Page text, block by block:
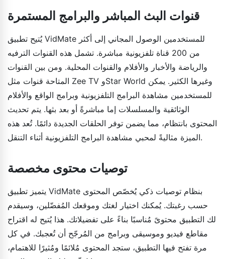
قنوات البث المباشر والبرامج المستمرة
يُتيح تطبيق VidMate للمستخدمين الوصول المجاني إلى أكثر
من 200 قناة تلفزيونية مباشرة. تشمل هذه القنوات الترفيه
والرياضة والأخبار والأفلام والقنوات المحلية. ومن بين القنوات
المتاحة قنوات مثل Zee TV وStar World وغيرها الكثير. يمكن
للمستخدمين مشاهدة البرامج التلفزيونية وبرامج الواقع والأفلام
الوثائقية والمسلسلات إما مباشرةً أو بعد بثها. يتم تحديث
المحتوى بانتظام، مما يضمن توفر الحلقات الجديدة دائمًا. تُعد هذه
الميزة مثاليةً لمحبي مشاهدة البرامج التلفزيونية أثناء التنقل.
توصيات محتوى مخصصة
يتميز تطبيق VidMate بنظام توصيات ذكي يُخصّص المحتوى
حسب رغبتك. يُمكنك اختيار لغتك وموقعك المُفضّلين، وسيقدم
لك التطبيق محتوىً مُناسبًا بناءً على تفضيلاتك. هذا يُتيح له اقتراح
مقاطع فيديو وموسيقى وبرامج من المُرجّح أن تُعجبك. في كل
مرة تفتح فيها التطبيق، ستجد المحتوى مُلائمًا ومُثيرًا للاهتمام،